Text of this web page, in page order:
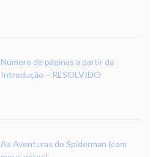
Número de páginas a partir da
Introdução – RESOLVIDO
As Aventuras do Spiderman (com